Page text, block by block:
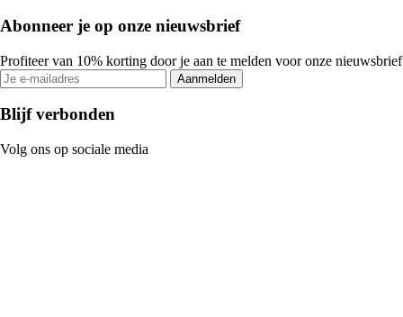
Abonneer je op onze nieuwsbrief
Profiteer van 10% korting door je aan te melden voor onze nieuwsbrief
Aanmelden
Blijf verbonden
Volg ons op sociale media